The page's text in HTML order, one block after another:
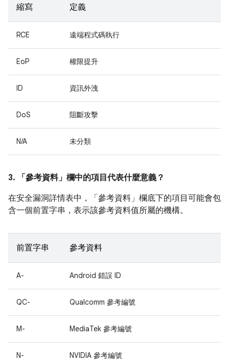
縮寫 定義
RCE 遠端程式碼執行
EoP 權限提升
ID 資訊外洩
DoS 阻斷攻擊
N/A 未分類
3. 「參考資料」 欄中的項目代表什麼意義？
在安全漏洞詳情表中，「參考資料」 欄底下的項目可能會包
含一個前置字串，表示該參考資料值所屬的機構。
前置字串 參考資料
A- Android 錯誤 ID
QC- Qualcomm 參考編號
M- MediaTek 參考編號
N- NVIDIA 參考編號